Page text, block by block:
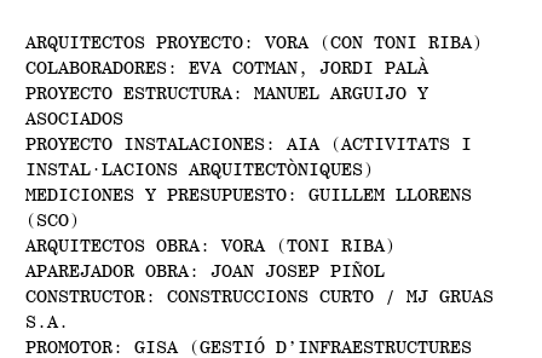
ARQUITECTOS PROYECTO: VORA (CON TONI RIBA)
COLABORADORES: EVA COTMAN, JORDI PALÀ
PROYECTO ESTRUCTURA: MANUEL ARGUIJO Y
ASOCIADOS
PROYECTO INSTALACIONES: AIA (ACTIVITATS I
INSTAL·LACIONS ARQUITECTÒNIQUES)
MEDICIONES Y PRESUPUESTO: GUILLEM LLORENS
(SCO)
ARQUITECTOS OBRA: VORA (TONI RIBA)
APAREJADOR OBRA: JOAN JOSEP PIÑOL
CONSTRUCTOR: CONSTRUCCIONS CURTO / MJ GRUAS
S.A.
PROMOTOR: GISA (GESTIÓ D’INFRAESTRUCTURES